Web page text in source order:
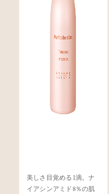
美しさ目覚める1滴。ナ
イアシンアミド8％の肌